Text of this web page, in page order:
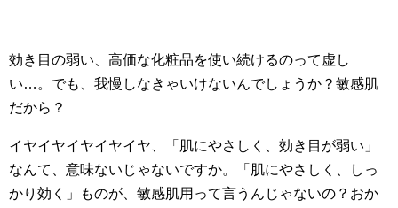
効き目の弱い、高価な化粧品を使い続けるのって虚し
い…。でも、我慢しなきゃいけないんでしょうか？敏感肌
だから？
イヤイヤイヤイヤイヤ、「肌にやさしく、効き目が弱い」
なんて、意味ないじゃないですか。「肌にやさしく、しっ
かり効く」ものが、敏感肌用って言うんじゃないの？おか